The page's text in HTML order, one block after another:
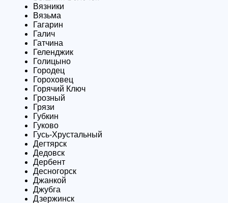
Вязники
Вязьма
Гагарин
Галич
Гатчина
Геленджик
Голицыно
Городец
Гороховец
Горячий Ключ
Грозный
Грязи
Губкин
Гуково
Гусь-Хрустальный
Дегтярск
Дедовск
Дербент
Десногорск
Джанкой
Джубга
Дзержинск